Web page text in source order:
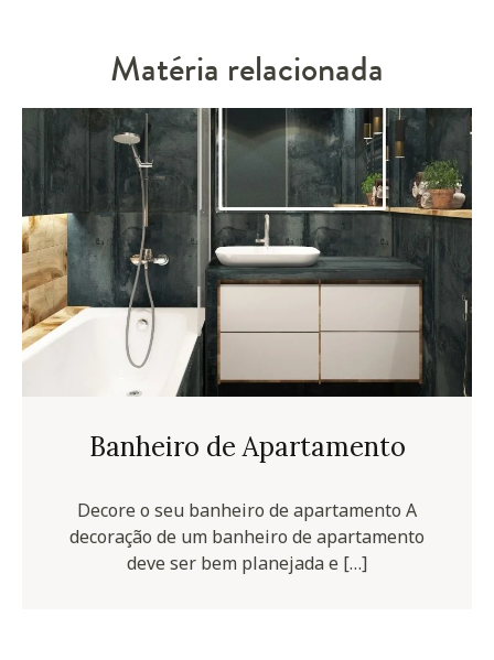
Matéria relacionada
Banheiro de Apartamento
Decore o seu banheiro de apartamento A
decoração de um banheiro de apartamento
deve ser bem planejada e […]